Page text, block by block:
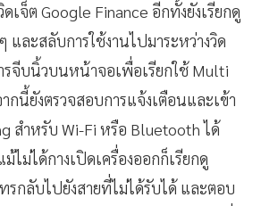
เจ็ต Google Finance อีกทั้งยังเรียกดู
และสลับการใช้งานไปมาระหว่างวิด
รจีบนิ้วบนหน้าจอเพื่อเรียกใช้ Multi
นี้ยังตรวจสอบการแจ้งเตือนและเข้า
สำหรับ Wi-Fi หรือ Bluetooth ได้
ม้ไม่ได้กางเปิดเครื่องออกก็เรียกดู
รกลับไปยังสายที่ไม่ได้รับได้ และตอบ